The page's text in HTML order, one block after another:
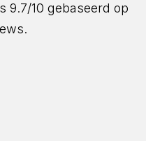
9.7/10 gebaseerd op